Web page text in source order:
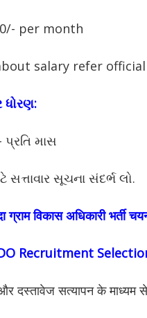
per month
salary refer
ધોરણ:
માસ
સત્તાવાર સૂચના સંદર્ભ લો.
ग्राम विकास अधिकारी भर्ती
Recruitment
दस्तावेज सत्यापन के माध्यम